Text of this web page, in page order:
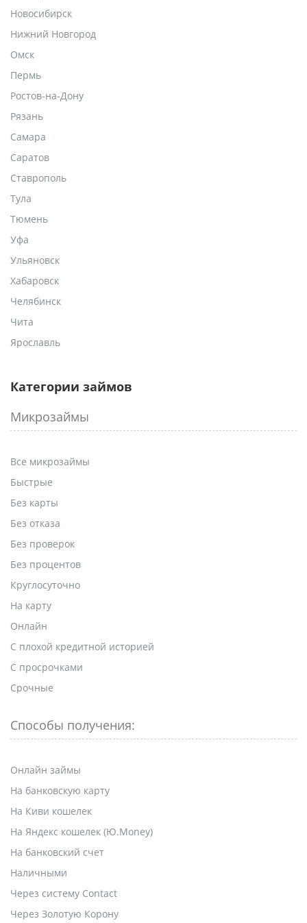
Новосибирск
Нижний Новгород
Омск
Пермь
Ростов-на-Дону
Рязань
Самара
Саратов
Ставрополь
Тула
Тюмень
Уфа
Ульяновск
Хабаровск
Челябинск
Чита
Ярославль
Категории займов
Микрозаймы
Все микрозаймы
Быстрые
Без карты
Без отказа
Без проверок
Без процентов
Круглосуточно
На карту
Онлайн
С плохой кредитной историей
С просрочками
Срочные
Способы получения:
Онлайн займы
На банковскую карту
На Киви кошелек
На Яндекс кошелек (Ю.Money)
На банковский счет
Наличными
Через систему Contact
Через Золотую Корону